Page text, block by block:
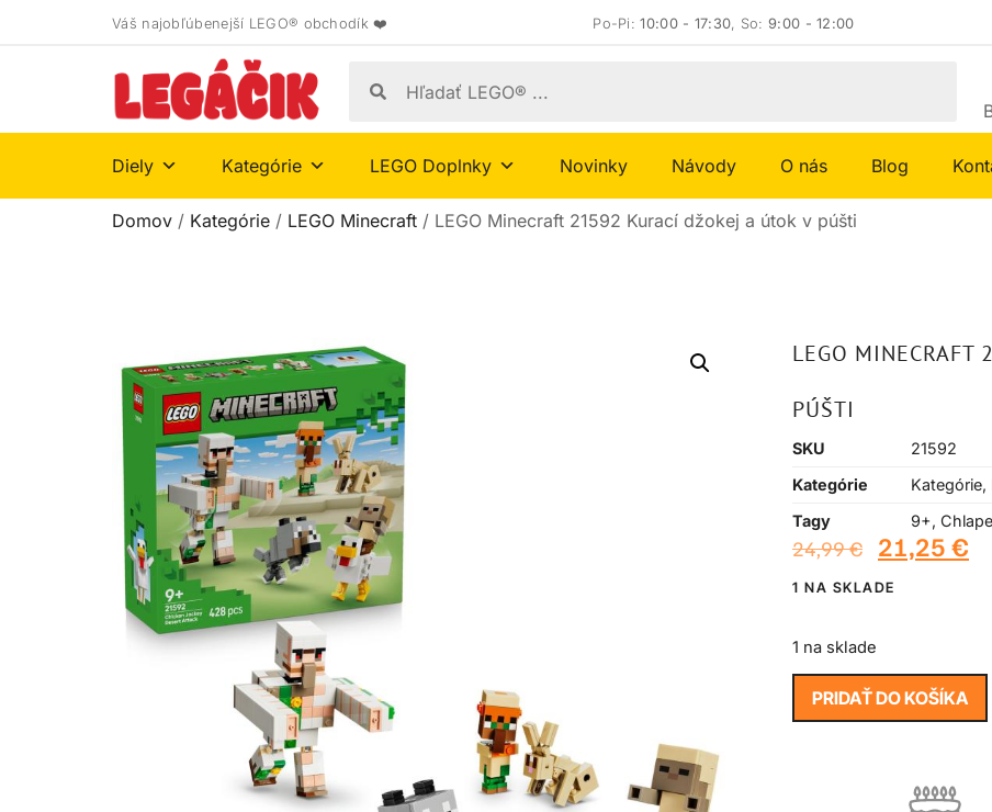
Váš najobľúbenejší LEGO® obchodík ❤️ Po-Pi:10:00 - 17:30, So:9:00 - 12:00
Diely Kategórie LEGO Doplnky Novinky Návody O nás Blog
Domov / Kategórie / LEGO Minecraft / LEGO Minecraft 21592 Kurací džokej a útok v púšti
LEGO MINECRAFT
PÚŠTI
SKU
21592
Kategórie
Kategórie,
Tagy
9+,
24,99€ 21,25 €
1 NA SKLADE
1 na sklade
PRIDAŤ DO KOŠÍKA